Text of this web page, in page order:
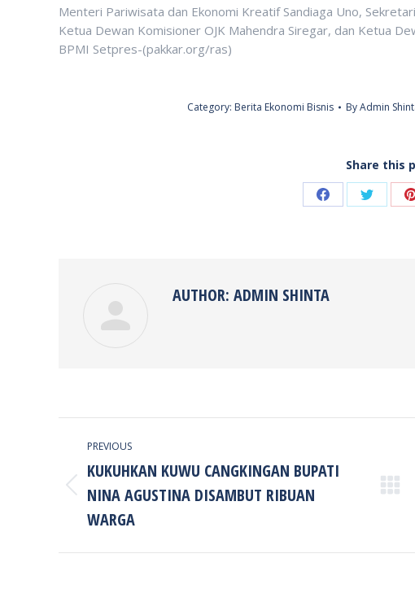
Menteri Pariwisata dan Ekonomi Kreatif Sandiaga Uno,
Ketua Dewan Komisioner OJK Mahendra Siregar, dan Ketua
BPMI Setpres-(pakkar.org/ras)
Category: Berita Ekonomi Bisnis ByAdmin
Share this
Share Share
AUTHOR: ADMIN SHINTA
NAVIGATION
PREVIOUS
Previous
post:
KUKUHKAN KUWU CANGKINGAN BUPATI
NINA AGUSTINA DISAMBUT RIBUAN
WARGA